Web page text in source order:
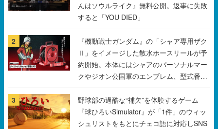
んはソウルライク』無料公開。返事に失敗
すると「YOU DIED」
2
『機動戦士ガンダム』の「シャア専用ザク
Ⅱ」をイメージした散水ホースリールが予
約開始。本体にはシャアのパーソナルマー
クやジオン公国軍のエンブレム、型式番号
などを配置
3
野球部の過酷な“補欠”を体験するゲーム
『球ひろいSimulator』が「1件」のウィッ
シュリストをもとにチェコ語に対応しSNS